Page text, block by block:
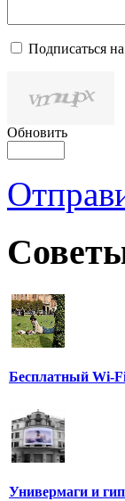
Подписаться
Обновить
Бесплатный Wi-
Универмаги и